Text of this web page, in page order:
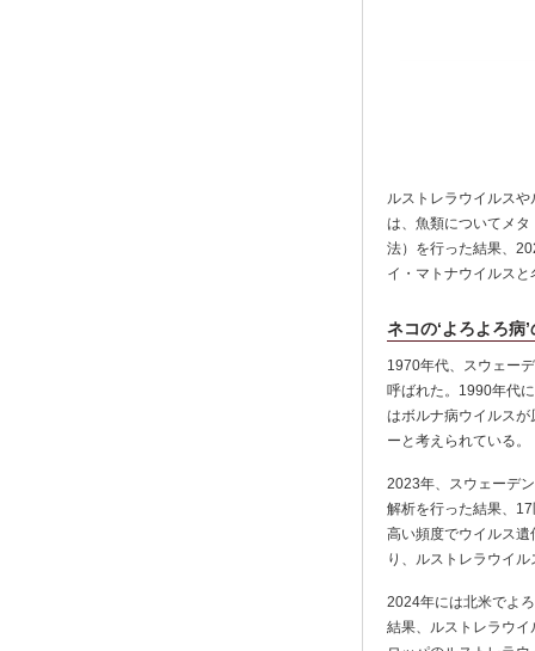
ルストレラウイルス
は、魚類についてメ
法）を行った結果、
イ・マトナウイルス
ネコの‘よろよろ病
1970年代、スウェー
呼ばれた。1990年代
はボルナ病ウイルス
ーと考えられている。
2023年、スウェーデ
解析を行った結果、
高い頻度でウイルス
り、ルストレラウイ
2024年には北米でよ
結果、ルストレラウ